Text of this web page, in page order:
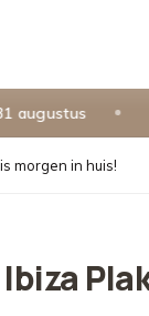
morgen in huis!